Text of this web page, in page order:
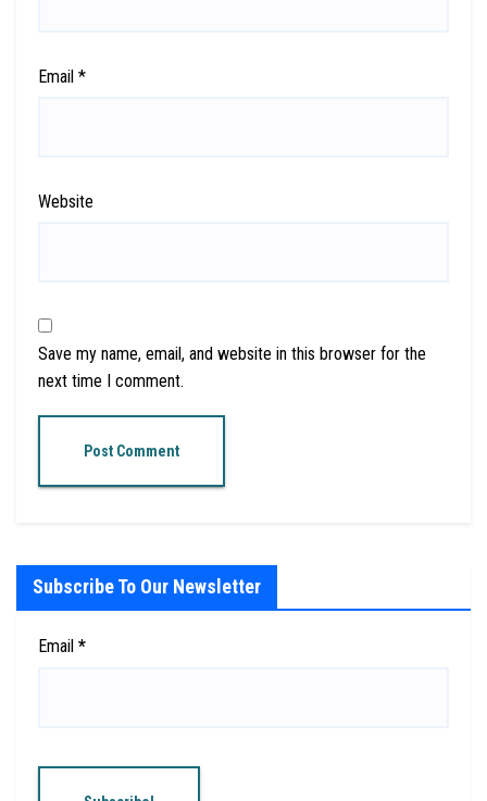
Email *
Website
Save my name, email, and website in this browser for the
next time I comment.
Subscribe To Our Newsletter
Email *